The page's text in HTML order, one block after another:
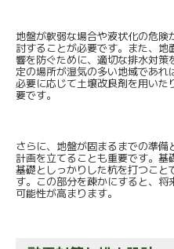
地盤が軟弱な場合や液状化の危
討することが必要です。また、
響を防ぐために、適切な排水対
定の場所が湿気の多い地域であれ
必要に応じて土壌改良剤を用い
要です。
さらに、地盤が固まるまでの準
計画を立てることも重要です。
基礎としっかりした杭を打つこ
す。この部分を疎かにすると、将
可能性が高まります。